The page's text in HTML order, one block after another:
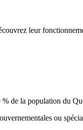
leur
de la population du Qu
ou